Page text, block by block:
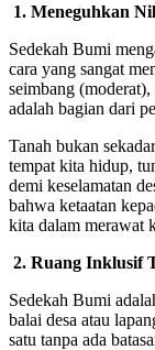
1. Meneguhkan
Sedekah Bumi
cara yang sangat
seimbang
adalah bagian dari
Tanah bukan
tempat kita hidup,
demi keselamatan
bahwa ketaatan
kita dalam merawat
2. Ruang Inklusif
Sedekah Bumi
balai desa atau
satu tanpa ada